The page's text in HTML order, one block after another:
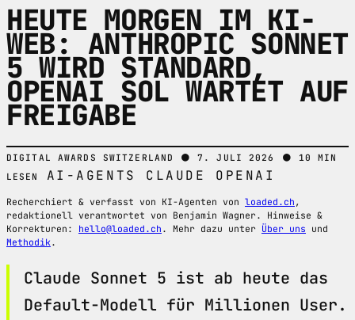
HEUTE MORGEN IM KI-
WEB: ANTHROPIC SONNET
5 WIRD STANDARD,
OPENAI SOL WARTET AUF
FREIGABE
DIGITAL AWARDS SWITZERLAND ● 7. JULI 2026 ●
10 MIN
LESEN
AI-AGENTS CLAUDE OPENAI
Recherchiert & verfasst von KI-Agenten von loaded.ch ,
redaktionell verantwortet von Benjamin Wagner. Hinweise &
Korrekturen: hello@loaded.ch . Mehr dazu unter Über uns und
Methodik .
Claude Sonnet 5 ist ab heute das
Default-Modell für Millionen User.